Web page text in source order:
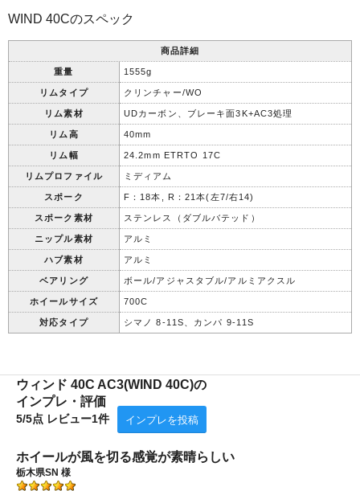
WIND 40Cのスペック
商品詳細
重量 1555g
リムタイプ クリンチャー/WO
リム素材 UDカーボン、ブレーキ面3K+AC3処理
リム高 40mm
リム幅 24.2mm ETRTO 17C
リムプロファイル ミディアム
スポーク F：18本, R：21本(左7/右14)
スポーク素材 ステンレス（ダブルバテッド）
ニップル素材 アルミ
ハブ素材 アルミ
ベアリング ボール/アジャスタブル/アルミアクスル
ホイールサイズ 700C
対応タイプ シマノ 8-11S、カンパ 9-11S
ウィンド 40C AC3(WIND 40C)の
インプレ・評価
5/5点 レビュー1件 インプレを投稿
ホイールが風を切る感覚が素晴らしい
栃木県SN 様